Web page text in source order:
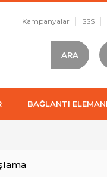
Kampanyalar SSS
BAĞLANTI